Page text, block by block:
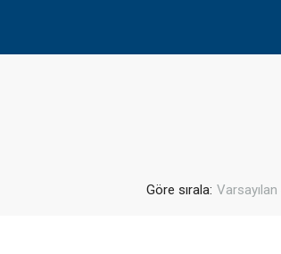
Göre sırala: